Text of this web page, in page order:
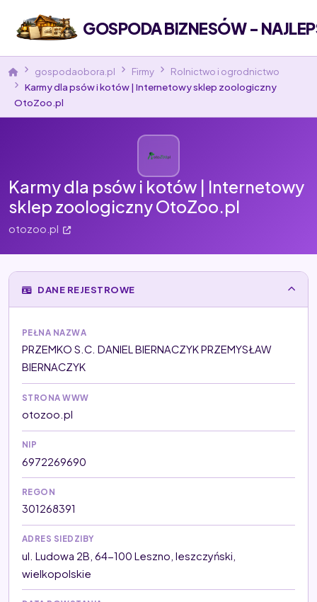
GOSPODA BIZNESÓW -
gospodaobora.pl Firmy
Rolnictwo i ogrodnictwo
Karmy dla psów i kotów | Internetowy sklep zoologiczny
OtoZoo.pl
Karmy dla psów i kotów | Internetowy
sklep zoologiczny OtoZoo.pl
otozoo.pl
DANE REJESTROWE
PEŁNA NAZWA
PRZEMKO S.C. DANIEL BIERNACZYK PRZEMYSŁAW
BIERNACZYK
STRONA WWW
otozoo.pl
NIP
6972269690
REGON
301268391
ADRES SIEDZIBY
ul. Ludowa 2B, 64-100 Leszno, leszczyński,
wielkopolskie